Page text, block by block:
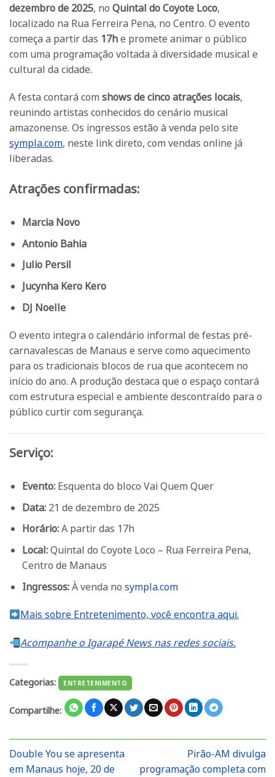
dezembro de 2025, no Quintal do Coyote Loco,
localizado na Rua Ferreira Pena, no Centro. O evento
começa a partir das 17he promete animar o público
com uma programação voltada à diversidade musical e
cultural da cidade.
A festa contará com shows de cinco atrações locais,
reunindo artistas conhecidos do cenário musical
amazonense. Os ingressos estão à venda pelo site
sympla.com, neste link direto, com vendas online já
liberadas.
Atrações confirmadas:
Marcia Novo
Antonio Bahia
Julio Persil
Jucynha Kero Kero
DJ Noelle
O evento integra o calendário informal de festas pré-
carnavalescas de Manaus e serve como aquecimento
para os tradicionais blocos de rua que acontecem no
início do ano. A produção destaca que o espaço contará
com estrutura especial e ambiente descontraído para o
público curtir com segurança.
Serviço:
Evento:Esquenta do bloco Vai Quem Quer
Data:21 de dezembro de 2025
Horário:A partir das 17h
Local:Quintal do Coyote Loco – Rua Ferreira Pena,
Centro de Manaus
Ingressos:À venda no sympla.com
Mais sobre Entretenimento, você encontra aqui.
Acompanhe o Igarapé News nas redes sociais.
Categorias: ENTRETENIMENTO
Compartilhe:
Double You se apresenta
em Manaus hoje, 20 de
Pirão-AM divulga
programação completa com